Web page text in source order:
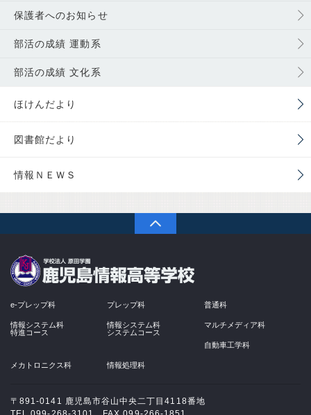
保護者へのお知らせ
部活の成績 運動系
部活の成績 文化系
ほけんだより
図書館だより
情報ＮＥＷＳ
e-プレップ科 プレップ科 普通科
情報システム科
特進コース
情報システム科
システムコース
マルチメディア科
自動車工学科
メカトロニクス科 情報処理科
〒891-0141 鹿児島市谷山中央二丁目4118番地